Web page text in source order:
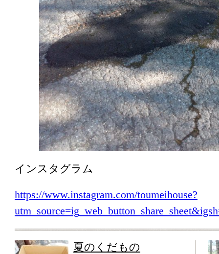
インスタグラム
https://www.instagram.com/toumeihouse?
夏のくだもの